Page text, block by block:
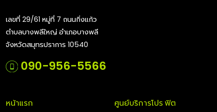
เลขที่ 29/61 หมู่ที่ 7 ถนนกิ่งแก้ว
ตำบลบางพลีใหญ่ อำเภอบางพลี
จังหวัดสมุทรปราการ 10540
090-956-5566
หน้าแรก
ศูนย์บริการโปร ฟิต